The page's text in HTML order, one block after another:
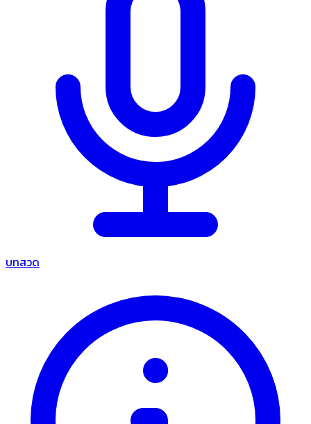
บทสวด